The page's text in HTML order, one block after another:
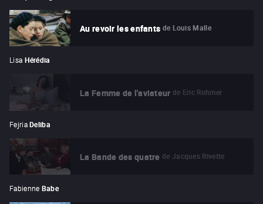
Au revoir les enfants de Louis Malle
Lisa Hérédia
La Femme de l'aviateur de Eric Rohmer
Fejria Deliba
La Bande des quatre de Jacques Rivette
Fabienne Babe